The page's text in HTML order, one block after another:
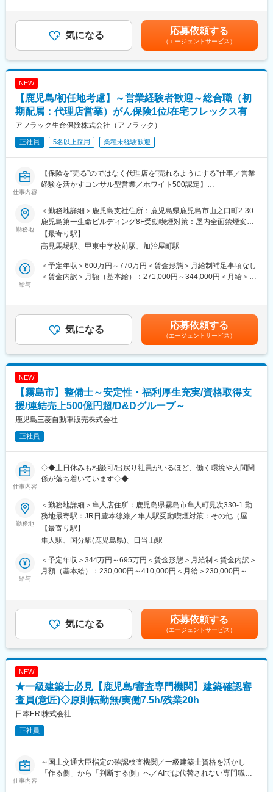
て製品の説明方法やお客様への提案の仕方、仕事の進め方なども
丁寧に教えていきます。医療の基礎知識や医療現場の方とのコミ
ュニケーションの取り方など未経験の方でも安心して成長できる
よう一つひとつフォローしていきます。
■キャリアパス
主任→係長→課長→次長→エリア長→幹部候補
※年功序列ではありません。4年目の課長もいますので実績に応じ
て昇進可能です！
トラブル等の緊急対応のため、夜間・休日の緊急対応当番を月に
７日間程度行っていただきます。コールセンターが夜間・休日の
対応に向かうケースがあります。
変更の範囲：会社の定める業務
合格基準が明確に定められており、完全未経験のご入社者も第一
線で活躍しているので、ご安心ください！
※同社の保有する宿泊施設での実施となるため、引っ越し費用等も
発生しません。
検査といった国家資格を保有する先輩社員が必ず確認する為、研
修後もサポート体制は万全です！
※独り立ちには目安半年を予定しております。
■配属先について
希望を十分に考慮の上、決定いたします。
なお、就業開始から１年を経過したタイミングで、再度希望勤務
地をお出しいただくことが可能です。
店舗状況にもよりますが、希望勤務地での就業が叶うことが多
環境を整備しています。
なお、仮に転居が必要となった際も、社員寮があり、月1000円の
自己負担となるため、会社からの支援・補助も手厚いのが特徴で
す。
■キャリアパス
メンバー→主任→副工場長→工場長
アップできる環境です。
■同社の安定性
同社は業界のリードカンパニーとして、常に業界のパイオニアと
して走り続けてきました。当社は、創業当時から販売からメンテ
すでに国内で約300店舗を展開、売上高も年々更新し続けてお
り、全国のお客様へ誰もが自由に愛車を選び、安心して楽しめる
環境を整備していくべく、今後も安定した更なる事業成長・店舗
拡大を目指し、安定した経営を継続していきます。
あくまでも目安の金額であり、選考を通じて上下する可能性があ
ります。月給(月額)は固定手当を含めた表記です。
気になる 応募依頼する
（エージェントサービス）
NEW
【鹿児島/初任地考慮】～営業経験者歓迎～総合職（初
期配属：代理店営業）がん保険1位/在宅フレックス有
アフラック生命保険株式会社（アフラック）
正社員 5名以上採用 業種未経験歓迎
仕事内容
【保険を“売る”のではなく代理店を“売れるようにする”仕事／営業
経験を活かすコンサル型営業／ホワイト500認定】
全国8000店以上の販売代理店や提携金融機関がお客様により良い
保険提案ができるよう、販売促進や経営課題解決のためのコンサ
ルティング営業を行っていただきます。
■業務詳細
・販売戦略の立案
・商品勉強会や各種研修、販売方法指導
・代理店の課題分析・解決策の提案
・同業他社やマーケット動向の分析
※会社が出向を指示した場合は出向先の定める業務となります
■1日の流れ
9時：朝礼、チーム内での事例共有など
15時：代理店との商談（2）
17時：帰社、事務作業、翌日の準備
18時：退社
■研修制度
せします。
■業務の魅力
身につきます。
代理店へのコンサルティング営業のため、個人への保険販売は行
いません。
若手のうちから、販売戦略の企画や代理店経営者に向けた提案を
行っていただけます。
■キャリアについて
一人一人が主体的にチャレンジしキャリアを創れるような制度が
自身の希望する部署やポストに自ら手を挙げて挑戦できるジョブ
ポスティング制度があり、代理店営業から広報や商品開発、ITシ
ステム、契約サービス部門など幅広い部門へのキャリアチェンジ
■代理店営業とは
代表的業務
（1）代理店への営業コンサル
（2）勉強会や集合研修の開催
（4）新規代理店の開拓
勤務地
＜勤務地詳細＞鹿児島支社住所：鹿児島県鹿児島市山之口町2-30
鹿児島第一生命ビルディング8F受動喫煙対策：屋内全面禁煙変更
の範囲：本文参照
【最寄り駅】
高見馬場駅、甲東中学校前駅、加治屋町駅
給与
＜予定年収＞600万円～770万円＜賃金形態＞月給制補足事項なし
＜賃金内訳＞月額（基本給）：271,000円～344,000円＜月給＞
です。※転居を伴う場合、別途転勤手当（4万円～6万円/月）と住
宅補助（例：6万円/月までの9割会社負担）の支給がございます。
賃金はあくまでも目安の金額であり、選考を通じて上下する可能
性があります。月給(月額)は固定手当を含めた表記です。
気になる 応募依頼する
（エージェントサービス）
NEW
【霧島市】整備士～安定性・福利厚生充実/資格取得支
援/連結売上500億円超/D&Dグループ～
鹿児島三菱自動車販売株式会社
正社員
仕事内容
◇◆土日休みも相談可/出戻り社員がいるほど、働く環境や人間関
係が落ち着いています◇◆
■職務内容：
点検､修理の依頼があった車の点検を行い､修理箇所に応じた必要
な部品の注文､取り替え､修理を担当します｡
・自動車の車検、各種点検
・タイヤ、オイル交換などの一般整備
・専用ツール使用した故障診断・修理
・カー用品、オプションパーツの取付
・お客様への整備説明、提案、アドバイス
■組織構成：
隼人店は15名(うち営業4名、整備士7名)在籍しています。
料や受験料を補助いたします。
・売上ノルマなどもなし：
チームでの目標は掲げていますが、個人でノルマを課すなどはご
ざいません。
りし、さらなるモビリティ分野で
の販売強化、EV事業等への投資を強化してまいります。
勤務地
＜勤務地詳細＞隼人店住所：鹿児島県霧島市隼人町見次330-1 勤
務地最寄駅：JR日豊本線線／隼人駅受動喫煙対策：その他（屋内
全面禁煙 ※屋外に喫煙場所あり（受動喫煙対策））変更の範囲：
会社の定める事業所
【最寄り駅】
隼人駅、国分駅(鹿児島県)、日当山駅
給与
＜予定年収＞344万円～695万円＜賃金形態＞月給制＜賃金内訳＞
月額（基本給）：230,000円～410,000円＜月給＞230,000円～
気になる 応募依頼する
（エージェントサービス）
NEW
★一級建築士必見【鹿児島/審査専門機関】建築確認審
査員(意匠)◇原則転勤無/実働7.5h/残業20h
日本ERI株式会社
正社員
仕事内容
～国土交通大臣指定の確認検査機関／一級建築士資格を活かし
「作る側」から「判断する側」へ／AIでは代替されない専門職／